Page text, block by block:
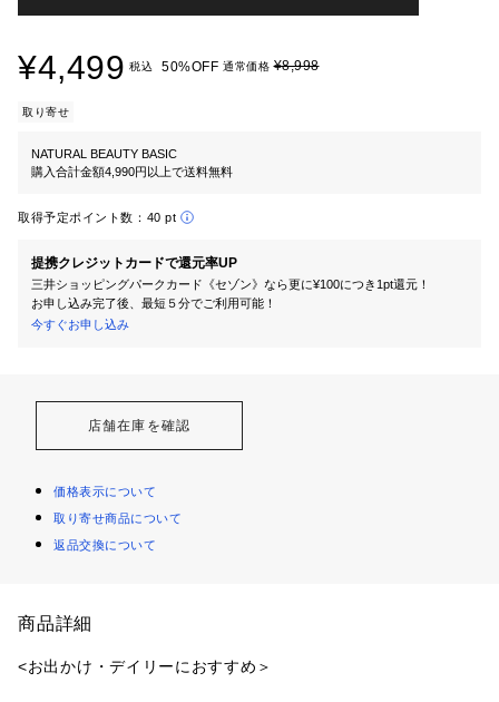
¥4,499 税込 50%OFF 通常価格¥8,998
取り寄せ
NATURAL BEAUTY BASIC
購入合計金額4,990円以上で送料無料
取得予定ポイント数： 40 pt
提携クレジットカードで還元率UP
三井ショッピングパークカード《セゾン》なら更に¥100につき1pt還元！
お申し込み完了後、最短５分でご利用可能！
今すぐお申し込み
店舗在庫を確認
価格表示について
取り寄せ商品について
返品交換について
商品詳細
<お出かけ・デイリーにおすすめ＞